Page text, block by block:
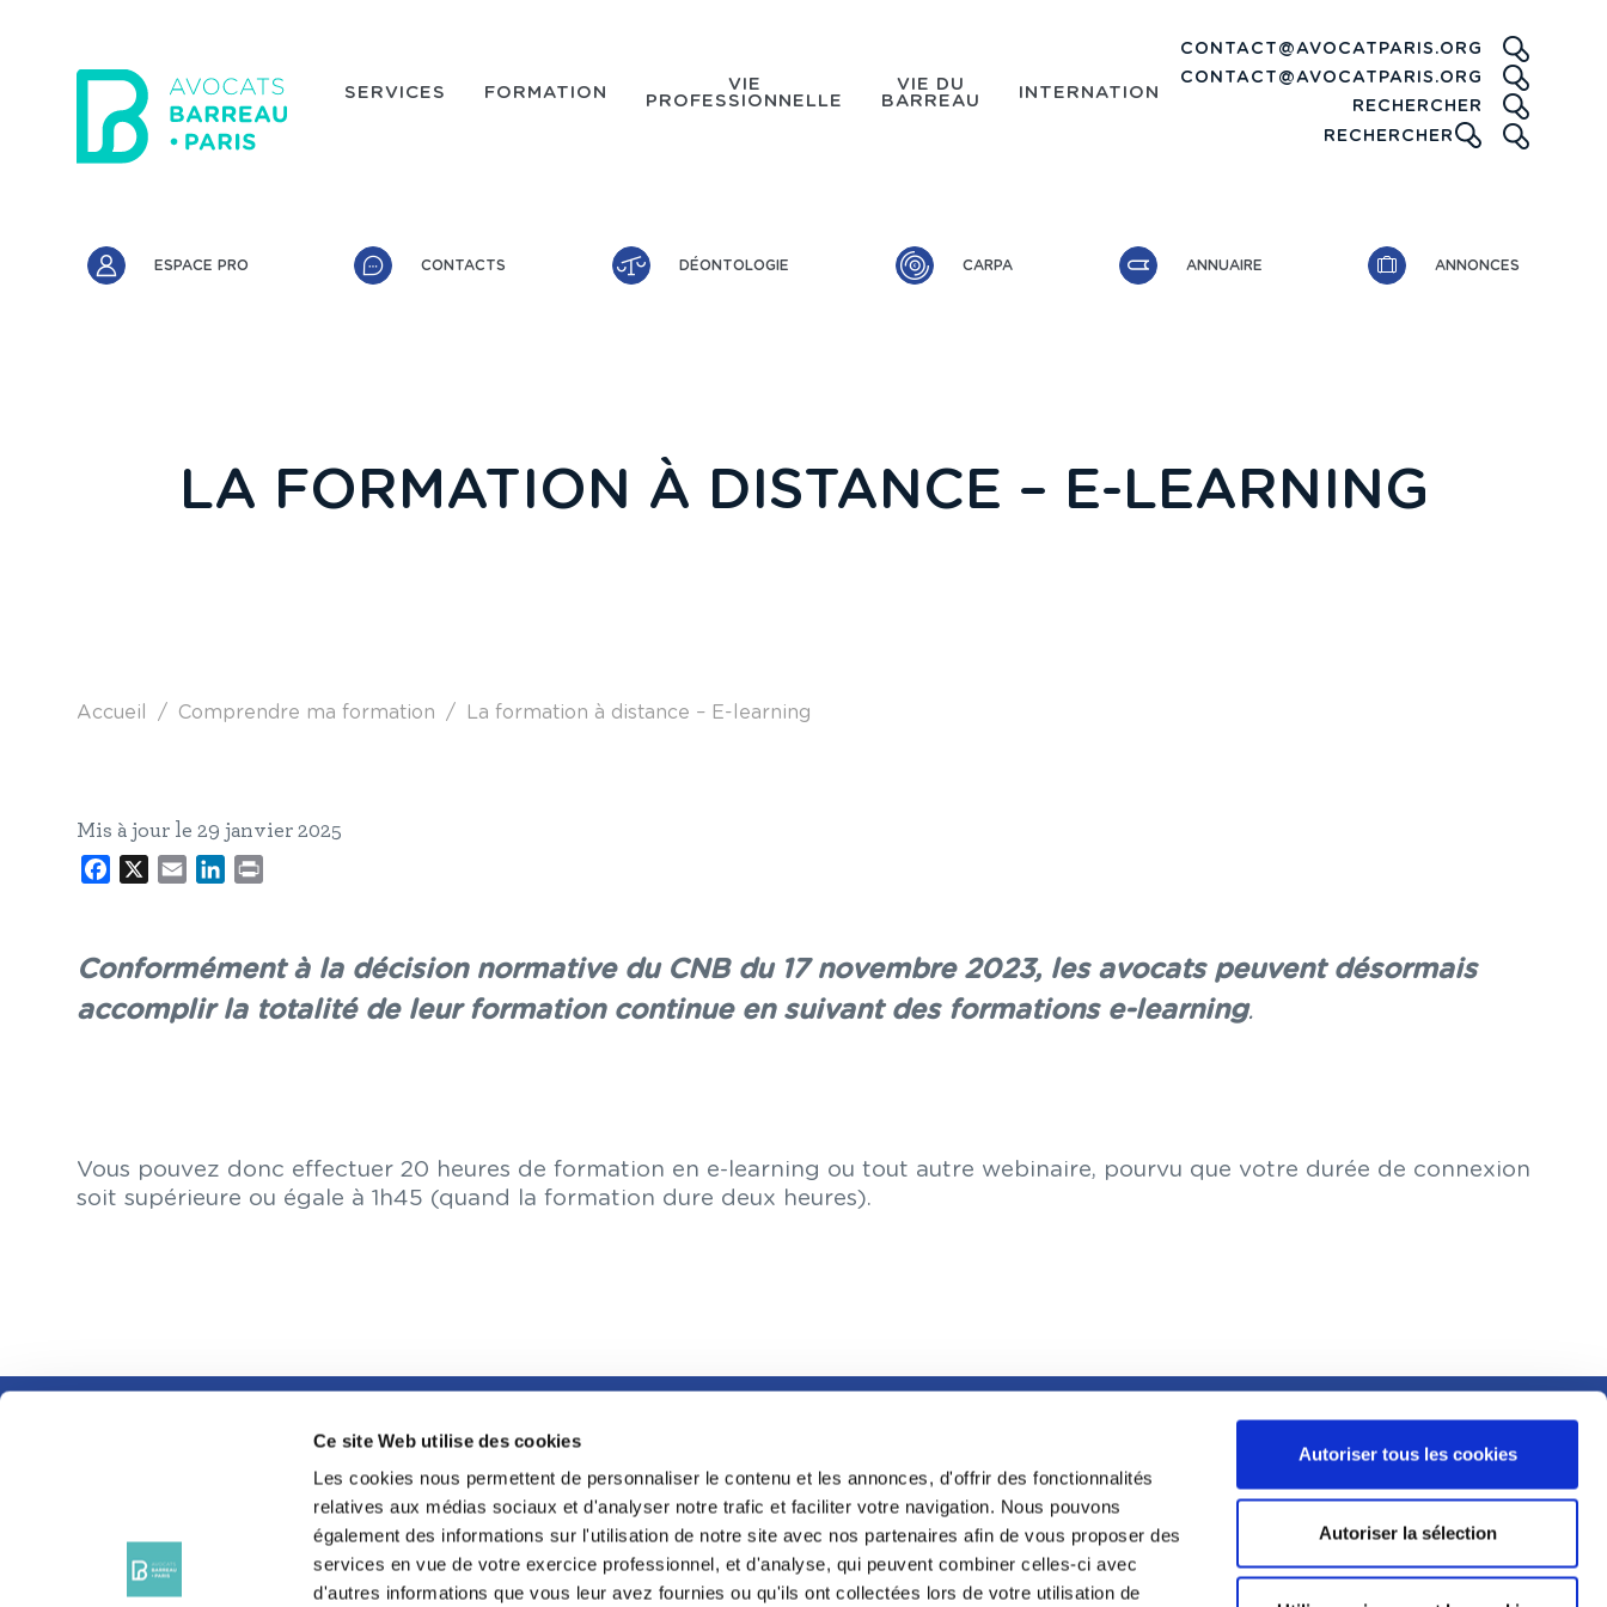
Ce site Web utilise des cookies
Les cookies nous permettent de personnaliser le contenu et les annonces, d'offrir des fonctionnalités
relatives aux médias sociaux et d'analyser notre trafic et faciliter votre navigation. Nous pouvons
également des informations sur l'utilisation de notre site avec nos partenaires afin de vous proposer des
services en vue de votre exercice professionnel, et d'analyse, qui peuvent combiner celles-ci avec
d'autres informations que vous leur avez fournies ou qu'ils ont collectées lors de votre utilisation de
Autoriser tous les cookies
Autoriser la sélection
SERVICES FORMATION
VIE
PROFESSIONNELLE
VIE DU
BARREAU
INTERNATIONAL
CONTACT@AVOCATPARIS.ORG
CONTACT@AVOCATPARIS.ORG
RECHERCHER
RECHERCHER ICONE
Accès rapide
ESPACE PRO CONTACTS DÉONTOLOGIE CARPA ANNUAIRE ANNONCES
LA FORMATION À DISTANCE – E-LEARNING
Fil d'Ariane
Accueil Comprendre ma formation La formation à distance – E-learning
Mis à jour le 29 janvier 2025
Facebook
X Email LinkedIn
Conformément à la décision normative du CNB du 17 novembre 2023, les avocats peuvent désormais
accomplir la totalité de leur formation continue en suivant des formations e-learning.
Vous pouvez donc effectuer 20 heures de formation en e-learning ou tout autre webinaire, pourvu que votre durée de connexion
soit supérieure ou égale à 1h45 (quand la formation dure deux heures).
FOOTER
L'INCUBATEUR
CDAAP
LA CONFÉRENCE
PROGRAMME REPIT
PROTECTION KERIALIS
ESPACE PRESSE
MENTIONS LÉGALES